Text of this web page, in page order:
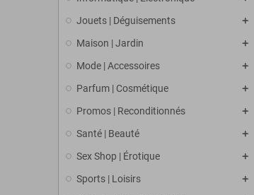
Jouets | Déguisements
Maison | Jardin
Mode | Accessoires
Parfum | Cosmétique
Promos | Reconditionnés
Santé | Beauté
Sex Shop | Érotique
Sports | Loisirs